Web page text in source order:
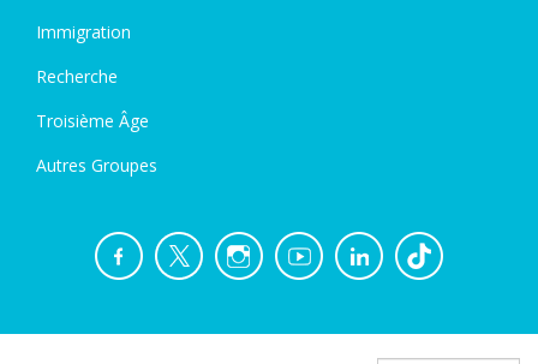
Immigration
Recherche
Troisième Âge
Autres Groupes